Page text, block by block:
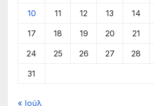
10 11 12 13 14
17 18 19 20 21
24 25 26 27 28
31
« Ιούλ